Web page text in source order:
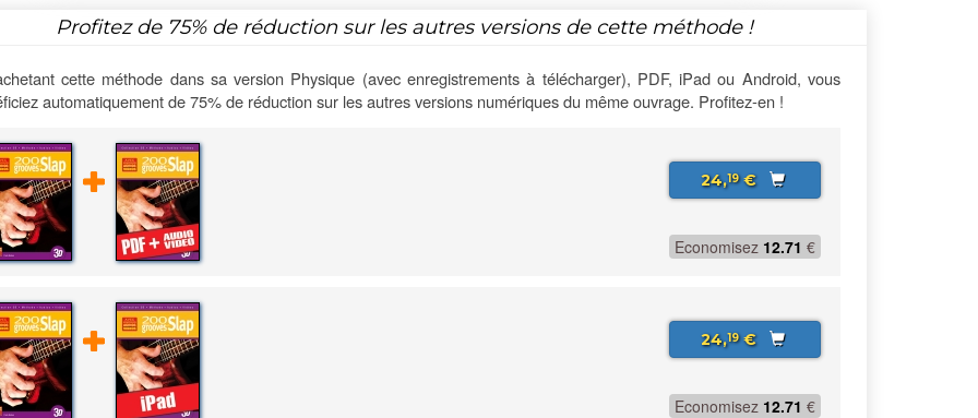
Profitez de 75%de réduction sur les autres versions de cette méthode !
cette méthode dans sa version Physique (avec enregistrements à télécharger), PDF, iPad ou Android, vous
automatiquement de 75% de réduction sur les autres versions numériques du même ouvrage. Profitez-en !
24,19€
Economisez 12.71 €
24,19€
Economisez 12.71 €